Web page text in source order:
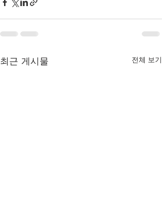
최근 게시물 전체 보기